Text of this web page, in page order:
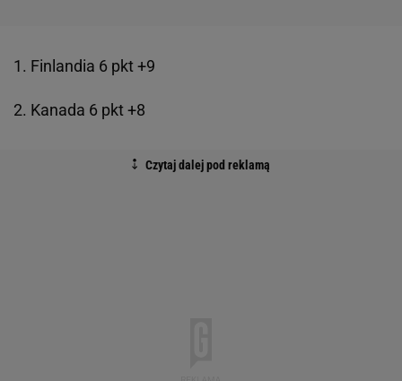
1. Finlandia 6 pkt +9
2. Kanada 6 pkt +8